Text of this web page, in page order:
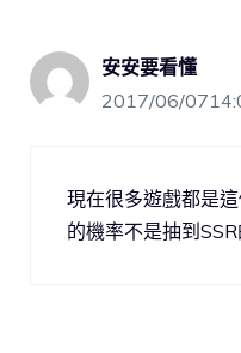
安安要看懂
2017/06/
現在很多遊戲都是
的機率不是抽到